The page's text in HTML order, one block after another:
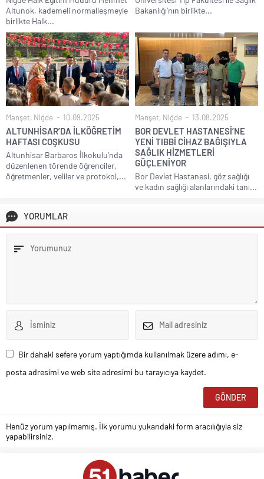
Altunok, kademeli normalleşmeyle
birlikte Halk...
Bakanlığı’nın birlikte...
Manşet, Niğde 10.09.2025
ALTUNHİSAR’DA İLKÖĞRETİM
HAFTASI COŞKUSU
Altunhisar Barbaros İlkokulu’nda
düzenlenen törende öğrenciler,
öğretmenler, veliler ve protokol,...
Manşet, Niğde 13.08.2025
BOR DEVLET HASTANESİ’NE
YENİ TIBBİ CİHAZ BAĞIŞIYLA
SAĞLIK HİZMETLERİ
GÜÇLENİYOR
Bor Devlet Hastanesi, göz sağlığı
ve kadın sağlığı alanlarındaki tanı...
YORUMLAR
Bir dahaki sefere yorum yaptığımda kullanılmak üzere adımı, e-
posta adresimi ve web site adresimi bu tarayıcıya kaydet.
Henüz yorum yapılmamış. İlk yorumu yukarıdaki form aracılığıyla siz
yapabilirsiniz.